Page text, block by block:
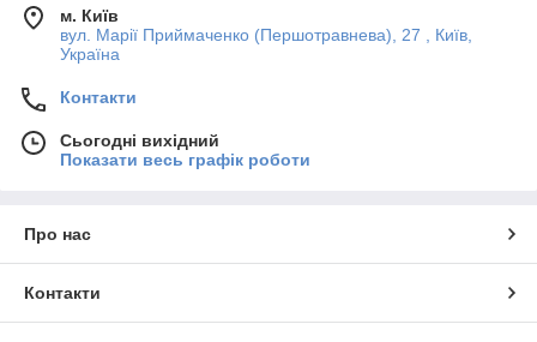
м. Київ
вул. Марії Приймаченко (Першотравнева), 27 , Київ,
Україна
Контакти
Сьогодні вихідний
Показати весь графік роботи
Про нас
Контакти